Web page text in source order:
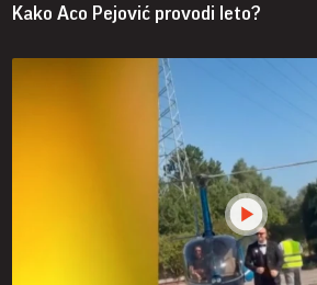
Kako Aco Pejović provodi leto?